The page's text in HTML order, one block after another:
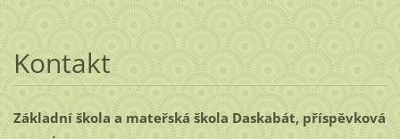
Kontakt
Základní škola a mateřská škola Daskabát, příspěvková